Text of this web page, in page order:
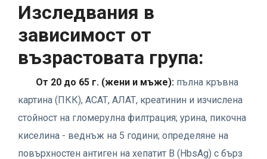
Изследвания в
зависимост от
възрастовата група:
От 20 до 65 г. (жени и мъже): пълна кръвна
картина (ПКК), АСАТ, АЛАТ, креатинин и изчислена
стойност на гломерулна филтрация; урина, пикочна
киселина - веднъж на 5 години; определяне на
повърхностен антиген на хепатит В (HbsAg) с бърз